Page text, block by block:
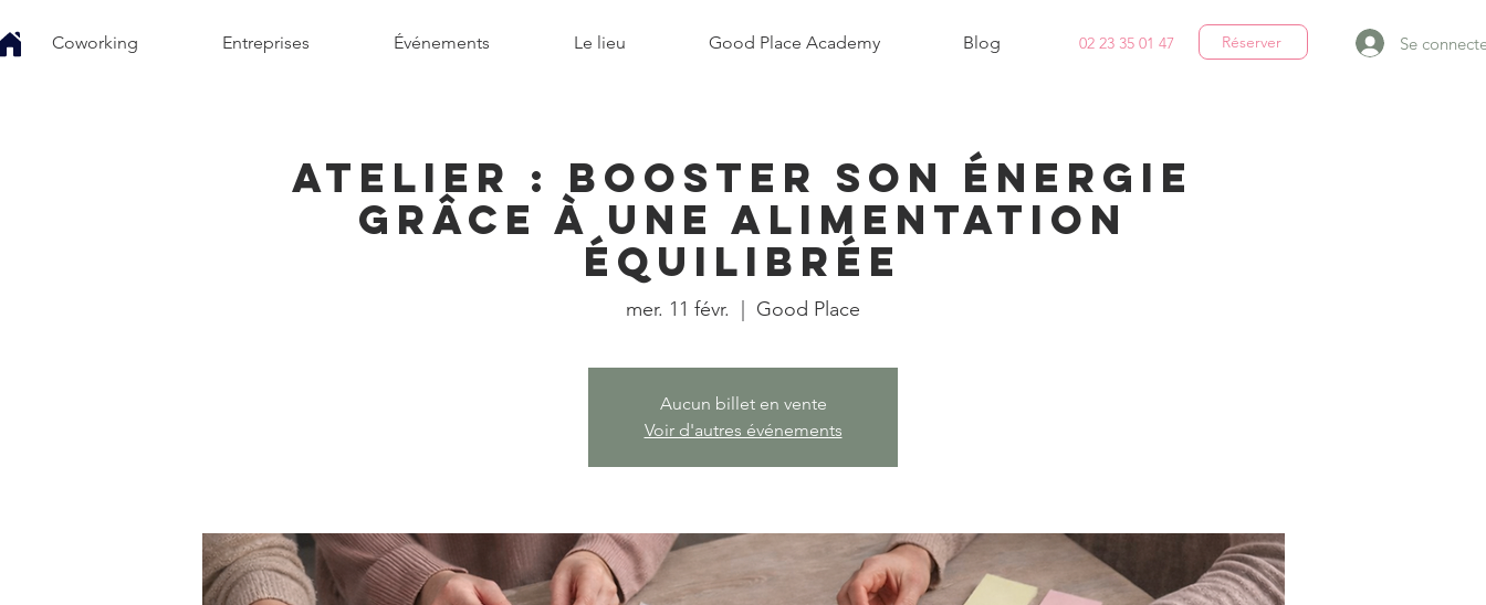
Coworking Entreprises Événements Le lieu Good Place Academy Blog 02 23 35 01 47 Réserver Se
Atelier : Booster son énergie
grâce à une alimentation
équilibrée
mer. 11 févr. Good Place
Aucun billet en vente
Voir d'autres événements